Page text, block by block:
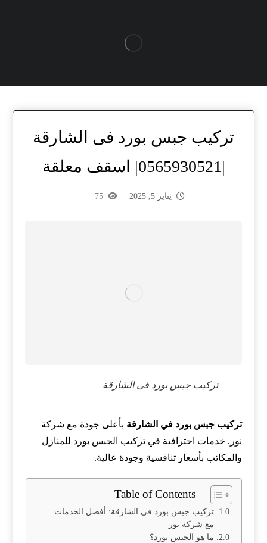
تركيب جبس بورد فى الشارقة
|0565930521| اسقف معلقة
يناير 5, 2025 75
تركيب جبس بورد فى الشارقة
تركيب جبس بورد في الشارقة بأعلى جودة مع شركة
نور. خدمات احترافية في تركيب الجبس بورد للمنازل
والمكاتب بأسعار تنافسية وجودة عالية.
Table of Contents
تركيب جبس بورد في الشارقة: أفضل الخدمات
مع شركة نور
ما هو الجبس بورد؟